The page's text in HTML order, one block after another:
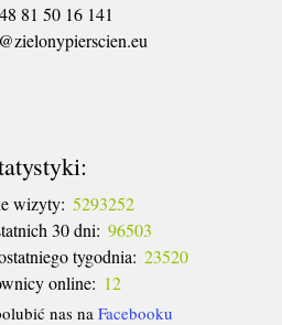
81 50 16 141
wizyty: 5293252
30 dni: 96503
tygodnia: 23520
online: 12
nas na Facebooku